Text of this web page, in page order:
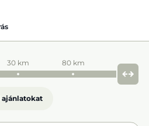
30 km 80 km
ajánlatokat